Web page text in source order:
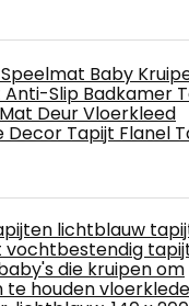
Baby
Anti-Slip Badkamer
Deur Vloerkleed
Decor Tapijt Flanel
lichtblauw
vochtbestendig
die kruipen om
te houden